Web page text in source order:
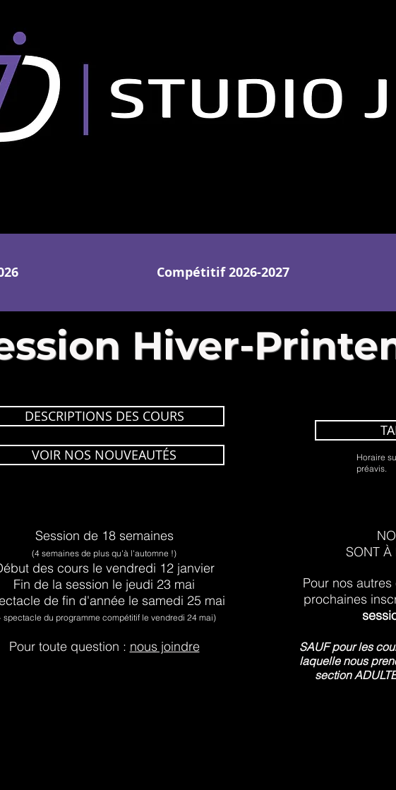
Hiver-
DESCRIPTIONS DES COURS
VOIR NOS NOUVEAUTÉS
Horaire
préavis.
Session de 18 semaines
(4 semaines de plus qu'à l'automne !)
des cours le vendredi 12 janvier
Fin de la session le jeudi 23 mai
de fin d'année le samedi 25 mai
spectacle du programme compétitif le vendredi 24 mai)
Pour toute question : nous joindre
SONT À
Pour nos
prochaines
SAUF pour les
laquelle nous
section
Compétitif 2026-2027